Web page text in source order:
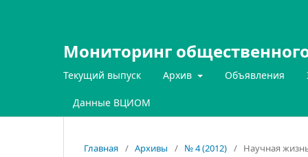
Мониторинг
Текущий выпуск Архив Объявления
Данные ВЦИОМ
Главная / Архивы / № 4 (2012) / Научная